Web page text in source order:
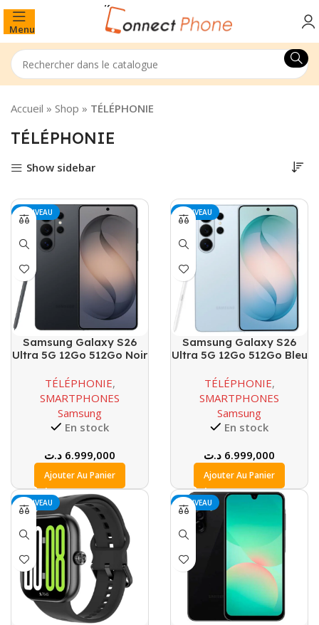
Menu
Accueil » Shop » TÉLÉPHONIE
TÉLÉPHONIE
Show sidebar
NOUVEAU
Samsung Galaxy S26
Ultra 5G 12Go 512Go Noir
TÉLÉPHONIE,
SMARTPHONES
Samsung
En stock
6.999,000 د.ت
Ajouter Au Panier
NOUVEAU
Samsung Galaxy S26
Ultra 5G 12Go 512Go Bleu
TÉLÉPHONIE,
SMARTPHONES
Samsung
En stock
6.999,000 د.ت
Ajouter Au Panier
NOUVEAU NOUVEAU